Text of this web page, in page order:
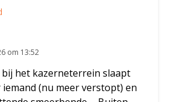
om 13:52
het kazerneterrein slaapt
(nu meer verstopt) en